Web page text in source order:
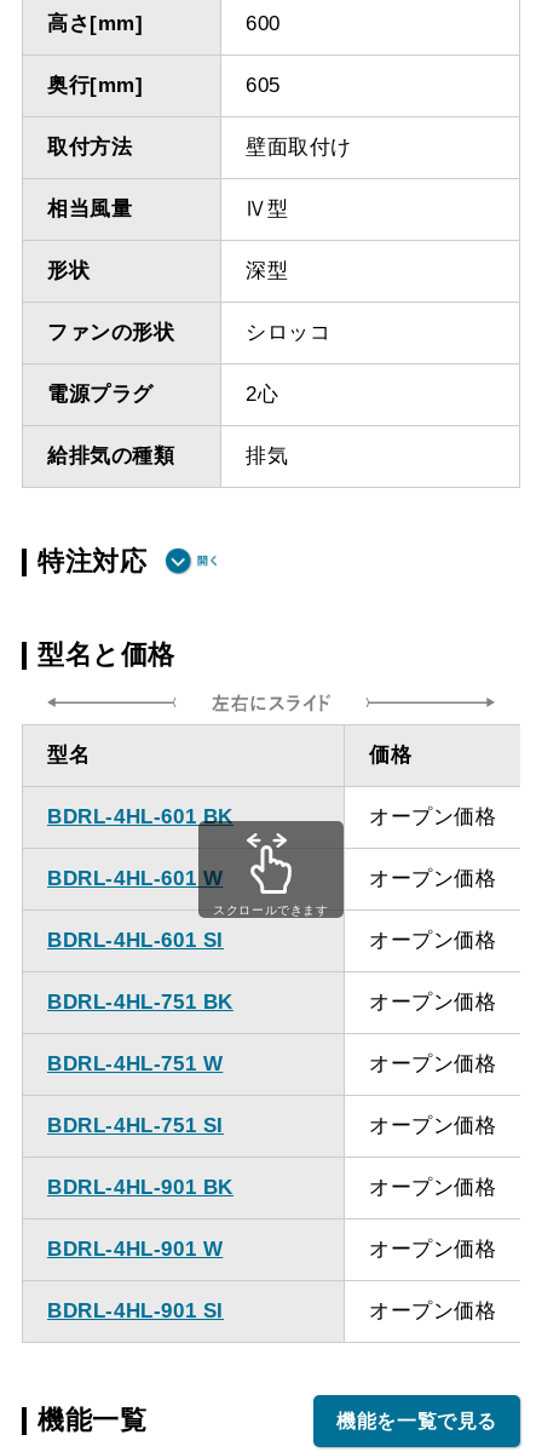
高さ[mm] 600
奥行[mm] 605
取付方法 壁面取付け
相当風量 Ⅳ型
形状 深型
ファンの形状 シロッコ
電源プラグ 2心
給排気の種類 排気
特注対応
方
ダクト方向 上
方
最大寸法 1235ｍｍ
備考
点検口を設けての最小寸
法は弊社にお問い合わせ
ください。
型名と価格
型名 価格
BDRL-4HL-601 BK オープン価格
BDRL-4HL-601 W オープン価格
BDRL-4HL-601 SI オープン価格
BDRL-4HL-751 BK オープン価格
BDRL-4HL-751 W オープン価格
BDRL-4HL-751 SI オープン価格
BDRL-4HL-901 BK オープン価格
BDRL-4HL-901 W オープン価格
BDRL-4HL-901 SI オープン価格
スクロールできます
機能一覧 機能を一覧で見る